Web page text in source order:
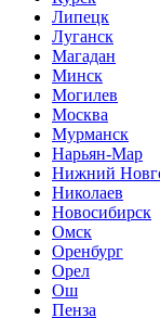
Липецк
Луганск
Магадан
Минск
Могилев
Москва
Мурманск
Нарьян-Мар
Нижний
Николаев
Новосибирск
Омск
Оренбург
Орел
Ош
Пенза